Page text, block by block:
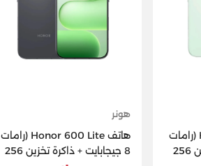
هاتف Honor 600 Lite (رامات
8 جيجابايت + ذاكرة تخزين 256
هونر
هاتف Honor 600 Lite (رامات
8 جيجابايت + ذاكرة تخزين 256